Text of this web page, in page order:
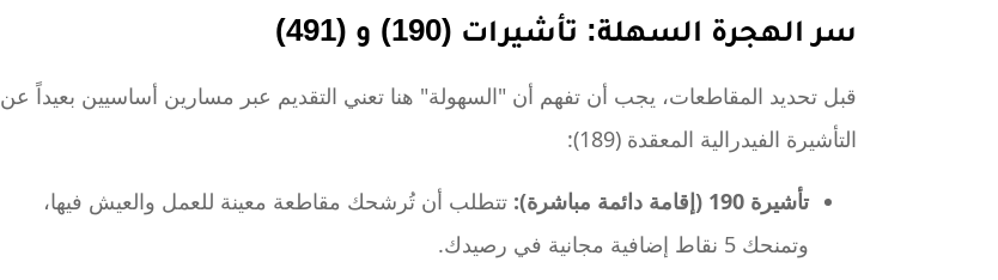
سر الهجرة السهلة: تأشيرات (190) و (491)
قبل تحديد المقاطعات، يجب أن تفهم أن "السهولة" هنا تعني التقديم عبر مسارين أساسيين بعيداً عن
التأشيرة الفيدرالية المعقدة (189):
تأشيرة 190 (إقامة دائمة مباشرة):
تتطلب أن تُرشحك مقاطعة معينة للعمل والعيش فيها،
وتمنحك 5 نقاط إضافية مجانية في رصيدك.